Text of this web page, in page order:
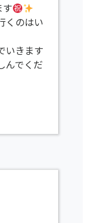
くのはい
いきます
んでくだ